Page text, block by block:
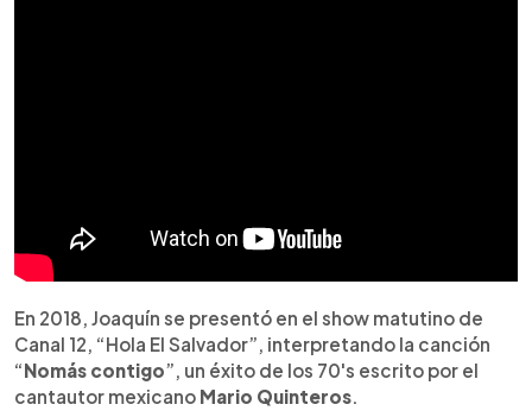
En 2018, Joaquín se presentó en el show matutino de
Canal 12, “Hola El Salvador”, interpretando la canción
“Nomás contigo”, un éxito de los 70's escrito por el
cantautor mexicano Mario Quinteros.